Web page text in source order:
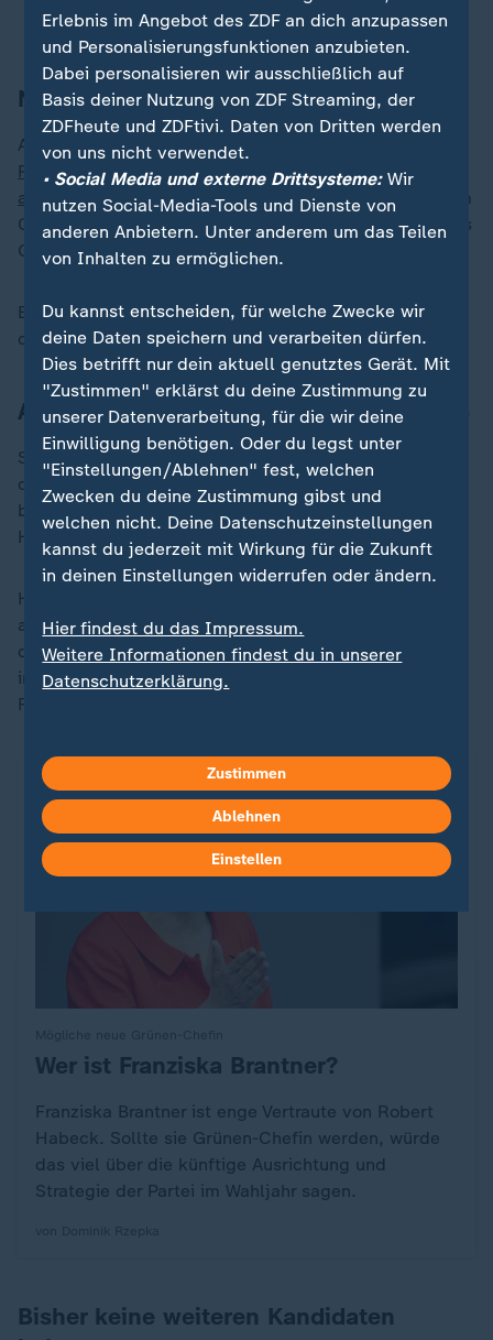
Robert Habeck, Wirtschaftsminister
Nachfolge von Lang und Nouripour
Am Mittwoch hatten die bisherigen Vorsitzenden,
Ricarda Lang und Omid Nouripour, ihren Rücktritt
angekündigt . Es brauche nach den Wahlniederlagen im
Osten neue Gesichter. Banaszak sagt: "Das war für uns
Grüne nicht die einfachste Woche."
Brantner und Banaszak wollen Mitte November auf
dem Parteitag der Grünen kandidieren.
Audretsch managt den Wahlkampf 2025
Sollte Brantner Parteichefin werden, würde das auch
die Kampagne der Partei im kommenden Jahr
beeinflussen. Es gilt als ausgemacht, dass Robert
Habeck
Kanzlerkandidat der Grünen werden will.
Habeck und Brantner dürften die Grünen eher mittig
ausrichten, Wirtschaftsthemen setzen und dabei auch
die Anstrengungen in den sozialen Medien
intensivieren. Wahlkampfmanager soll Grünen-
Fraktionsvize Andreas Audretsch werden.
:
Wer ist Franziska Brantner?
Franziska Brantner ist enge Vertraute von Robert
Habeck. Sollte sie Grünen-Chefin werden, würde
das viel über die künftige Ausrichtung und
Strategie der Partei im Wahljahr sagen.
Bisher keine weiteren Kandidaten
Erlebnis im Angebot des ZDF an dich anzupassen
und Personalisierungsfunktionen anzubieten.
Dabei personalisieren wir ausschließlich auf
Basis deiner Nutzung von ZDF Streaming, der
ZDFheute und ZDFtivi. Daten von Dritten werden
von uns nicht verwendet.
• Social Media und externe Drittsysteme:Wir
nutzen Social-Media-Tools und Dienste von
anderen Anbietern. Unter anderem um das Teilen
von Inhalten zu ermöglichen.
Du kannst entscheiden, für welche Zwecke wir
deine Daten speichern und verarbeiten dürfen.
Dies betrifft nur dein aktuell genutztes Gerät. Mit
"Zustimmen" erklärst du deine Zustimmung zu
unserer Datenverarbeitung, für die wir deine
Einwilligung benötigen. Oder du legst unter
"Einstellungen/Ablehnen" fest, welchen
Zwecken du deine Zustimmung gibst und
welchen nicht. Deine Datenschutzeinstellungen
kannst du jederzeit mit Wirkung für die Zukunft
in deinen Einstellungen widerrufen oder ändern.
Hier findest du das Impressum.
Weitere Informationen findest du in unserer
Datenschutzerklärung.
Zustimmen
Ablehnen
Einstellen